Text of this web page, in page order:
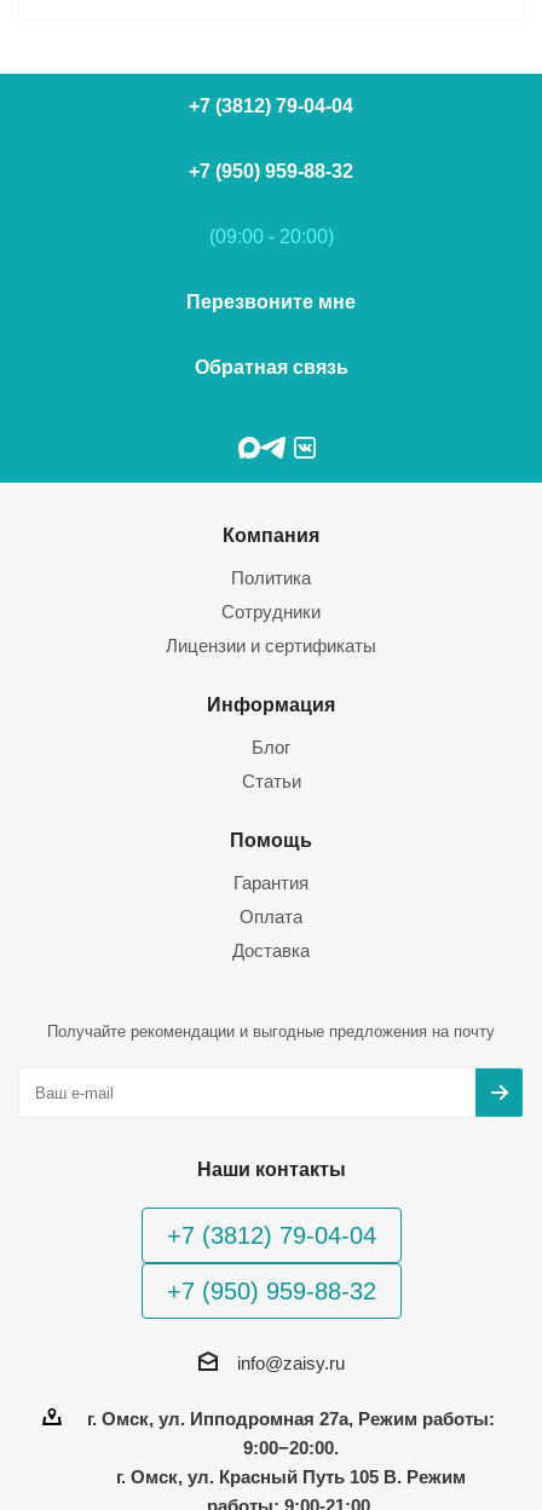
+7 (3812) 79-04-04
+7 (950) 959-88-32
(09:00 - 20:00)
Перезвоните мне
Обратная связь
Компания
Политика
Сотрудники
Лицензии и сертификаты
Информация
Блог
Статьи
Помощь
Гарантия
Оплата
Доставка
Получайте рекомендации и выгодные предложения на почту
Наши контакты
+7 (3812) 79-04-04
+7 (950) 959-88-32
info@zaisy.ru
г. Омск, ул. Ипподромная 27а, Режим работы:
9:00−20:00.
г. Омск, ул. Красный Путь 105 В. Режим
работы: 9:00-21:00.